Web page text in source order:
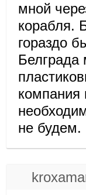
мной
корабля.
гораздо
Белграда
компания
не будем.